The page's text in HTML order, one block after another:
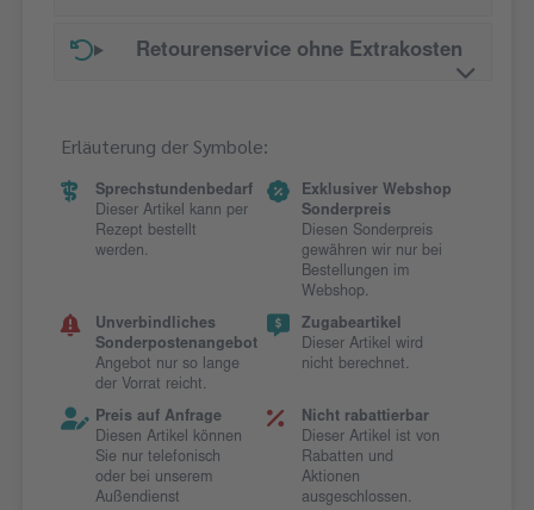
Retourenservice ohne Extrakosten
Erläuterung der Symbole:
Sprechstundenbedarf
Dieser Artikel kann per
Rezept bestellt
werden.
Exklusiver Webshop
Sonderpreis
Diesen Sonderpreis
gewähren wir nur bei
Bestellungen im
Webshop.
Unverbindliches
Sonderpostenangebot
Angebot nur so lange
der Vorrat reicht.
Zugabeartikel
Dieser Artikel wird
nicht berechnet.
Preis auf Anfrage
Diesen Artikel können
Sie nur telefonisch
oder bei unserem
Außendienst
Nicht rabattierbar
Dieser Artikel ist von
Rabatten und
Aktionen
ausgeschlossen.